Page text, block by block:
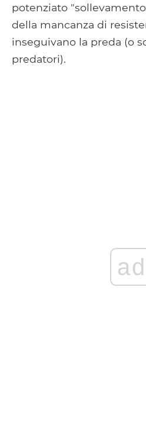
potenziato
della mancanza di
inseguivano la preda (o
predatori).
ad